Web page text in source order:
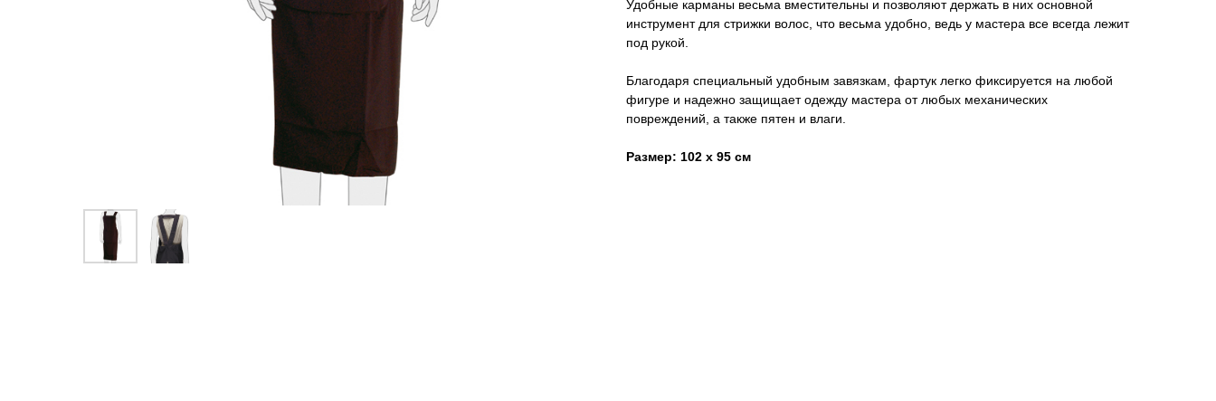
Удобные карманы весьма вместительны и позволяют держать в них основной
инструмент для стрижки волос, что весьма удобно, ведь у мастера все всегда лежит
под рукой.
Благодаря специальный удобным завязкам, фартук легко фиксируется на любой
фигуре и надежно защищает одежду мастера от любых механических
повреждений, а также пятен и влаги.
Размер: 102 х 95 см